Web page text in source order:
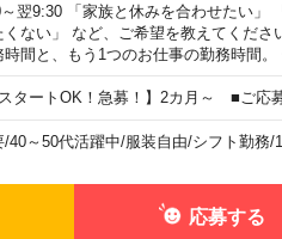
翌9:30 「家族と休みを合わせたい」
くない」 など、ご希望を教えてくだ
間と、もう1つのお仕事の勤務時間
スタートOK！急募！】2カ月～ ■ご応
/40～50代活躍中/服装自由/シフト勤務/
応募する